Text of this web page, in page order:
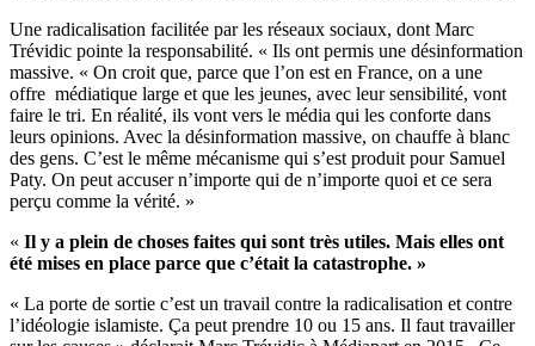
Une radicalisation facilitée par les réseaux sociaux, dont Marc
Trévidic pointe la responsabilité. « Ils ont permis une désinformation
massive. « On croit que, parce que l’on est en France, on a une
offre médiatique large et que les jeunes, avec leur sensibilité, vont
faire le tri. En réalité, ils vont vers le média qui les conforte dans
leurs opinions. Avec la désinformation massive, on chauffe à blanc
des gens. C’est le même mécanisme qui s’est produit pour Samuel
Paty. On peut accuser n’importe qui de n’importe quoi et ce sera
perçu comme la vérité. »
« Il y a plein de choses faites qui sont très utiles. Mais elles ont
été mises en place parce que c’était la catastrophe. »
« La porte de sortie c’est un travail contre la radicalisation et contre
l’idéologie islamiste. Ça peut prendre 10 ou 15 ans. Il faut travailler